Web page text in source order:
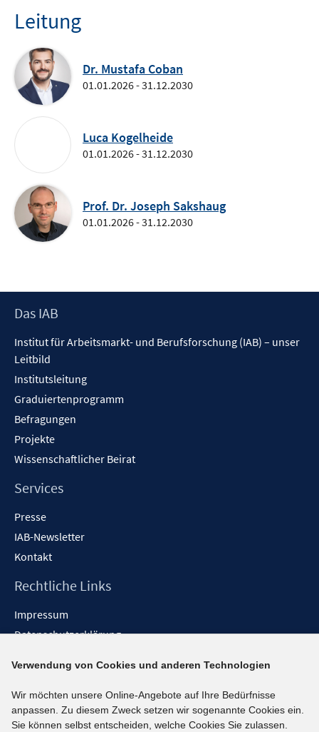
Leitung
Dr. Mustafa Coban
01.01.2026 - 31.12.2030
Luca Kogelheide
01.01.2026 - 31.12.2030
Prof. Dr. Joseph Sakshaug
01.01.2026 - 31.12.2030
Footer
Das IAB
Institut für Arbeitsmarkt- und Berufsforschung (IAB) – unser
Leitbild
Institutsleitung
Graduiertenprogramm
Befragungen
Projekte
Wissenschaftlicher Beirat
Services
Presse
IAB-Newsletter
Kontakt
Rechtliche Links
Impressum
Datenschutzerklärung
Barrieren melden
Social-Media-Kanäle
Verwendung von Cookies und anderen Technologien
Wir möchten unsere Online-Angebote auf Ihre Bedürfnisse
anpassen. Zu diesem Zweck setzen wir sogenannte Cookies ein.
Sie können selbst entscheiden, welche Cookies Sie zulassen.